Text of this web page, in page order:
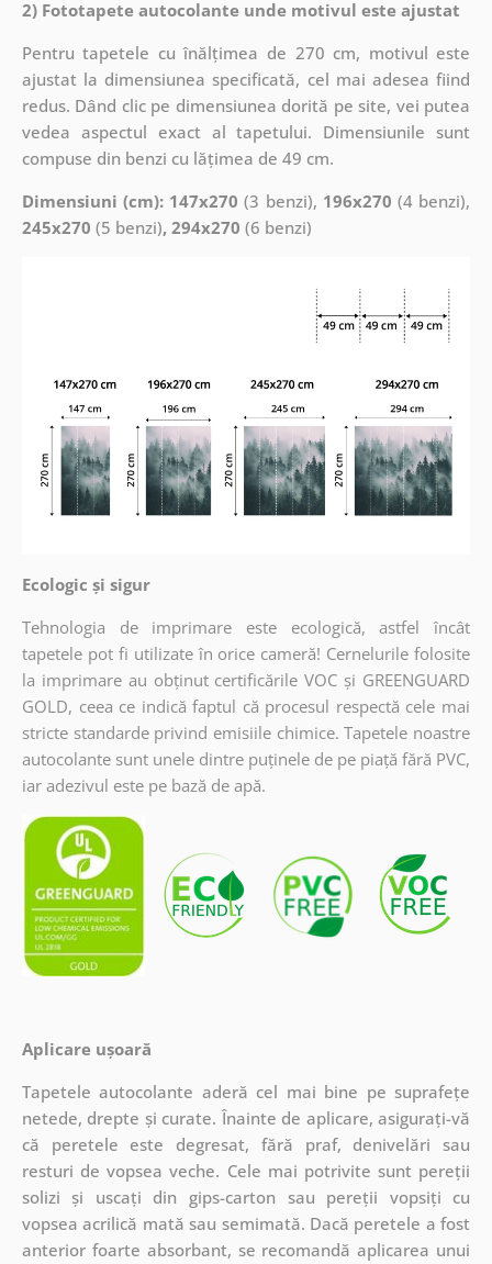
2) Fototapete autocolante unde motivul este ajustat
Pentru tapetele cu înălțimea de 270 cm, motivul este
ajustat la dimensiunea specificată, cel mai adesea fiind
redus. Dând clic pe dimensiunea dorită pe site, vei putea
vedea aspectul exact al tapetului. Dimensiunile sunt
compuse din benzi cu lățimea de 49 cm.
Dimensiuni (cm): 147x270 (3 benzi), 196x270 (4 benzi),
245x270 (5 benzi), 294x270 (6 benzi)
Ecologic și sigur
Tehnologia de imprimare este ecologică, astfel încât
tapetele pot fi utilizate în orice cameră! Cernelurile folosite
la imprimare au obținut certificările VOC și GREENGUARD
GOLD, ceea ce indică faptul că procesul respectă cele mai
stricte standarde privind emisiile chimice. Tapetele noastre
autocolante sunt unele dintre puținele de pe piață fără PVC,
iar adezivul este pe bază de apă.
Aplicare ușoară
Tapetele autocolante aderă cel mai bine pe suprafețe
netede, drepte și curate. Înainte de aplicare, asigurați-vă
că peretele este degresat, fără praf, denivelări sau
resturi de vopsea veche. Cele mai potrivite sunt pereții
solizi și uscați din gips-carton sau pereții vopsiți cu
vopsea acrilică mată sau semimată. Dacă peretele a fost
anterior foarte absorbant, se recomandă aplicarea unui